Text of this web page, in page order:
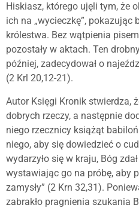
Hiskiasz, którego ujęli tym, że
ich na „wycieczkę”, pokazując
królestwa. Bez wątpienia
pozostały w aktach. Ten
później, zadecydował o
(2 Krl 20,12-21).
Autor Księgi Kronik stwierdza,
dobrych rzeczy, a następnie
niego rzecznicy książąt
niego, aby się dowiedzieć o
wydarzyło się w kraju, Bóg
wystawiając go na próbę, aby
zamysły” (2 Krn 32,31).
zabrakło pragnienia szukania